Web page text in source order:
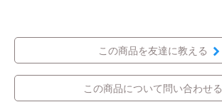
この商品を友達に教える
この商品について問い合わせる